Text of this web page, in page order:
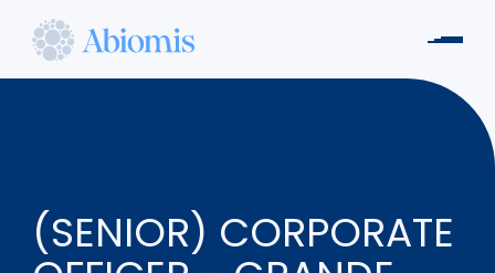
contenu
Abiomis
(SENIOR) CORPORATE